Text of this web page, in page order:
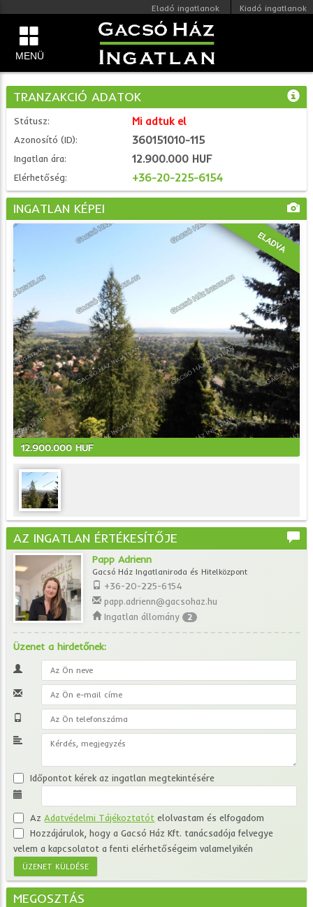
MENÜ
Eladó ingatlanok Kiadó ingatlanok
TRANZAKCIÓ ADATOK
Státusz: Mi adtuk el
Azonosító (ID): 360151010-115
Ingatlan ára: 12.900.000 HUF
Elérhetőség: +36-20-225-6154
INGATLAN KÉPEI
ELADVA
12.900.000 HUF
AZ INGATLAN ÉRTÉKESÍTŐJE
Papp Adrienn
Gacsó Ház Ingatlaniroda és Hitelközpont
+36-20-225-6154
papp.adrienn@gacsohaz.hu
Ingatlan állomány 2
Üzenet a hirdetőnek:
Időpontot kérek az ingatlan megtekintésére
AzAdatvédelmi Tájékoztatót elolvastam és elfogadom
Hozzájárulok, hogy a Gacsó Ház Kft. tanácsadója felvegye
velem a kapcsolatot a fenti elérhetőségeim valamelyikén
MEGOSZTÁS